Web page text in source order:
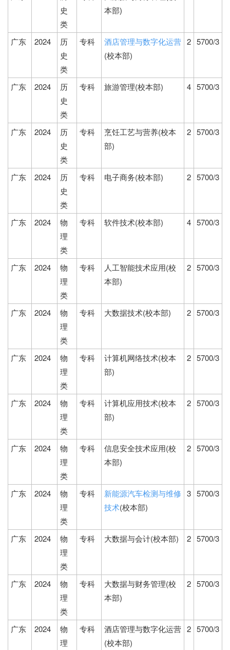
史
类
本部)
广东 2024
历
史
类
专科
酒店管理与数字化运营
(校本部)
2 5700/3
广东 2024
历
史
类
专科 旅游管理(校本部) 4 5700/3
广东 2024
历
史
类
专科
烹饪工艺与营养(校本
部)
2 5700/3
广东 2024
历
史
类
专科 电子商务(校本部) 2 5700/3
广东 2024
物
理
类
专科 软件技术(校本部) 4 5700/3
广东 2024
物
理
类
专科
人工智能技术应用(校
本部)
2 5700/3
广东 2024
物
理
类
专科 大数据技术(校本部) 2 5700/3
广东 2024
物
理
类
专科
计算机网络技术(校本
部)
2 5700/3
广东 2024
物
理
类
专科
计算机应用技术(校本
部)
2 5700/3
广东 2024
物
理
类
专科
信息安全技术应用(校
本部)
2 5700/3
广东 2024
物
理
类
专科
新能源汽车检测与维修
技术(校本部)
3 5700/3
广东 2024
物
理
类
专科 大数据与会计(校本部) 2 5700/3
广东 2024
物
理
类
专科
大数据与财务管理(校
本部)
2 5700/3
广东 2024
物
理
专科
酒店管理与数字化运营
(校本部)
2 5700/3